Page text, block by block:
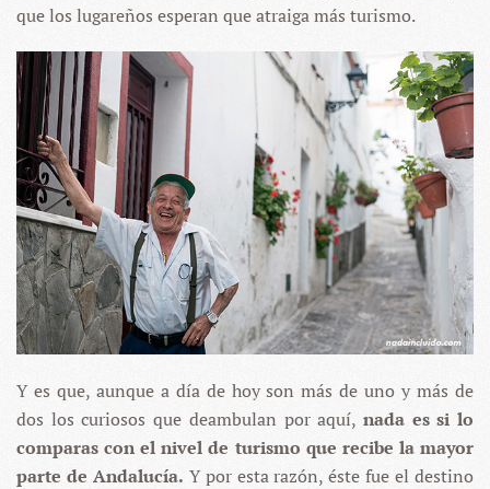
que los lugareños esperan que atraiga más turismo.
Y es que, aunque a día de hoy son más de uno y más de
dos los curiosos que deambulan por aquí, nada es si lo
comparas con el nivel de turismo que recibe la mayor
parte de Andalucía. Y por esta razón, éste fue el destino